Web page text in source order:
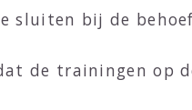
sluiten bij de
de trainingen op